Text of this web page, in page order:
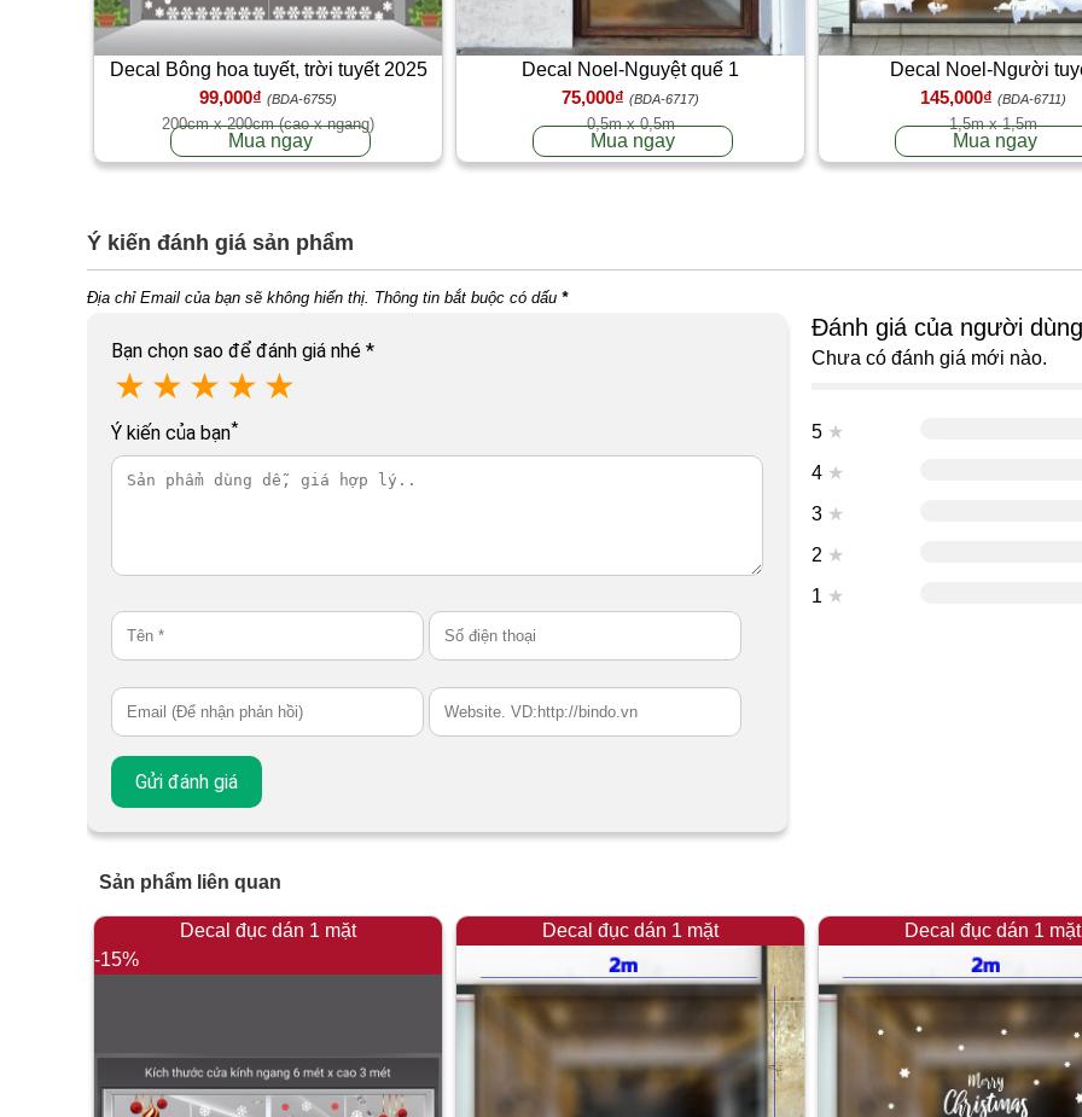
Decal Bông hoa tuyết, trời tuyết 2025
99,000₫ (BDA-6755)
200cm x 200cm (cao x ngang)
Mua ngay
Decal Noel-Nguyệt quế 1
75,000₫ (BDA-6717)
0,5m x 0,5m
Mua ngay
Decal Noel-Người
145,000₫ (BDA-6711)
1,5m x 1,5m
Mua ngay
Ý kiến đánh giá sản phẩm
Địa chỉ Email của bạn sẽ không hiển thị. Thông tin bắt buộc có dấu *
Bạn chọn sao để đánh giá nhé *
★ ★ ★ ★ ★
Ý kiến của bạn*
Đánh giá của người dùng
Chưa có đánh giá mới nào.
5 ★
4 ★
3 ★
2 ★
1 ★
Sản phẩm liên quan
Decal đục dán 1 mặt
-15%
Decal đục dán 1 mặt Decal đục dán 1 mặt